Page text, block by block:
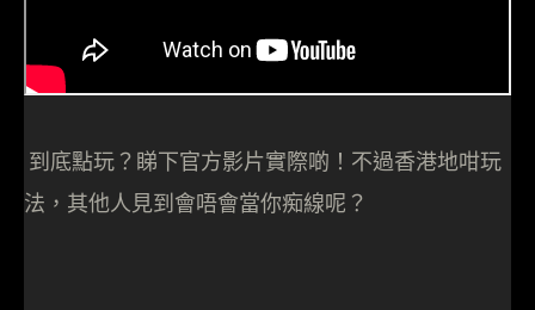
到底點玩？睇下官方影片實際啲！不過香港地咁玩
法，其他人見到會唔會當你痴線呢？